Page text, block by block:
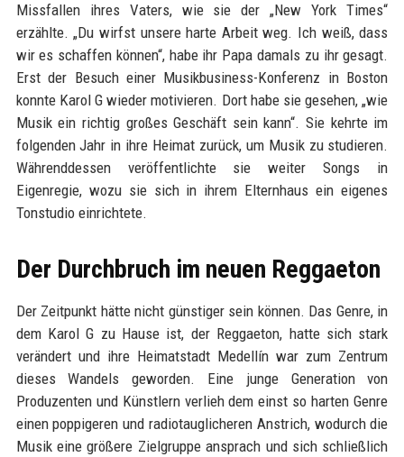
Missfallen ihres Vaters, wie sie der „New York Times“
erzählte. „Du wirfst unsere harte Arbeit weg. Ich weiß, dass
wir es schaffen können“, habe ihr Papa damals zu ihr gesagt.
Erst der Besuch einer Musikbusiness-Konferenz in Boston
konnte Karol G wieder motivieren. Dort habe sie gesehen, „wie
Musik ein richtig großes Geschäft sein kann“. Sie kehrte im
folgenden Jahr in ihre Heimat zurück, um Musik zu studieren.
Währenddessen veröffentlichte sie weiter Songs in
Eigenregie, wozu sie sich in ihrem Elternhaus ein eigenes
Tonstudio einrichtete.
Der Durchbruch im neuen Reggaeton
Der Zeitpunkt hätte nicht günstiger sein können. Das Genre, in
dem Karol G zu Hause ist, der Reggaeton, hatte sich stark
verändert und ihre Heimatstadt Medellín war zum Zentrum
dieses Wandels geworden. Eine junge Generation von
Produzenten und Künstlern verlieh dem einst so harten Genre
einen poppigeren und radiotauglicheren Anstrich, wodurch die
Musik eine größere Zielgruppe ansprach und sich schließlich